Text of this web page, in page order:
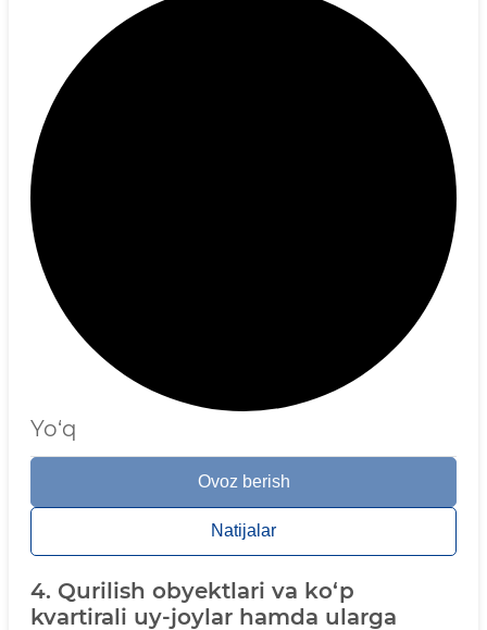
Yo‘q
Ovoz berish
Natijalar
4. Qurilish obyektlari va ko‘p
kvartirali uy-joylar hamda ularga